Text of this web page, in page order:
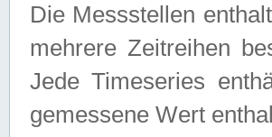
Die Messstellen
mehrere Zeitreihen
Jede Timeseries
gemessene Wert